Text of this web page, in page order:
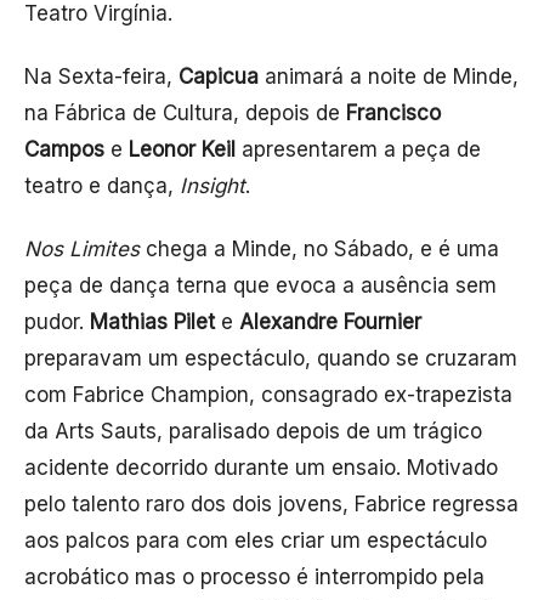
Teatro Virgínia.
Na Sexta-feira, Capicua animará a noite de Minde,
na Fábrica de Cultura, depois de Francisco
Campos e Leonor Keil apresentarem a peça de
teatro e dança, Insight.
Nos Limiteschega a Minde, no Sábado, e é uma
peça de dança terna que evoca a ausência sem
pudor. Mathias Pilet e Alexandre Fournier
preparavam um espectáculo, quando se cruzaram
com Fabrice Champion, consagrado ex-trapezista
da Arts Sauts, paralisado depois de um trágico
acidente decorrido durante um ensaio. Motivado
pelo talento raro dos dois jovens, Fabrice regressa
aos palcos para com eles criar um espectáculo
acrobático mas o processo é interrompido pela